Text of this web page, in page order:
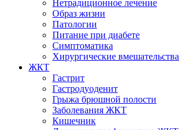
Нетрадиционное лечение
Образ жизни
Патологии
Питание при диабете
Симптоматика
Хирургические вмешательства
ЖКТ
Гастрит
Гастродуоденит
Грыжа брюшной полости
Заболевания ЖКТ
Кишечник